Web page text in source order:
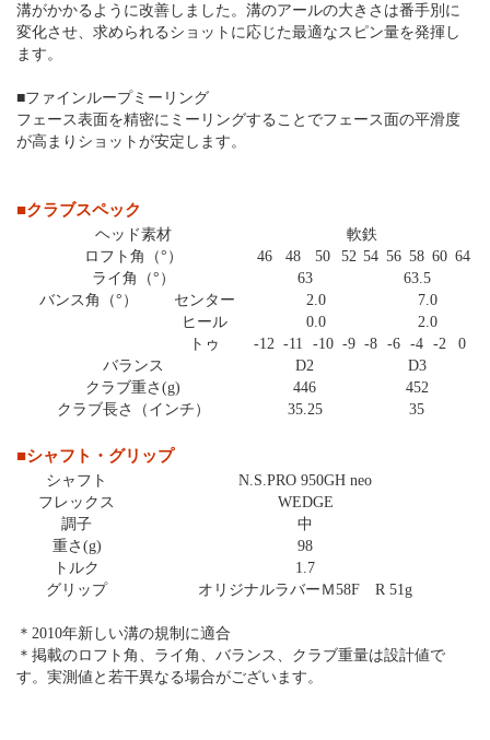
溝がかかるように改善しました。溝のアールの大きさは番手別に
変化させ、求められるショットに応じた最適なスピン量を発揮し
ます。
■ファインループミーリング
フェース表面を精密にミーリングすることでフェース面の平滑度
が高まりショットが安定します。
■クラブスペック
ヘッド素材
軟鉄
ロフト角（°）
46 48 50 52 54 56 58 60 64
ライ角（°）
63
63.5
バンス角（°）
センター 2.0
7.0
ヒール
0.0
2.0
トゥ
-12 -11 -10 -9 -8 -6 -4 -2
0
バランス
D2
D3
クラブ重さ(g)
446
452
クラブ長さ（インチ）
35.25 35
■シャフト・グリップ
シャフト
N.S.PRO 950GH neo
フレックス
WEDGE
調子
中
重さ(g)
98
トルク
1.7
グリップ
オリジナルラバーＭ58F R 51g
＊2010年新しい溝の規制に適合
＊掲載のロフト角、ライ角、バランス、クラブ重量は設計値で
す。実測値と若干異なる場合がございます。